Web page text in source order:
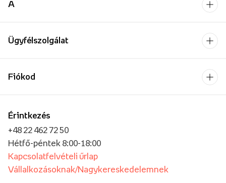
A
Ügyfélszolgálat
Érintkezés
+48 22 462 72 50
Hétfő-péntek 8:00-18:00
Kapcsolatfelvételi űrlap
Vállalkozásoknak/Nagykereskedelemnek
Fiókod